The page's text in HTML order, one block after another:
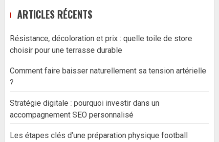
ARTICLES RÉCENTS
Résistance, décoloration et prix : quelle toile de store
choisir pour une terrasse durable
Comment faire baisser naturellement sa tension artérielle
?
Stratégie digitale : pourquoi investir dans un
accompagnement SEO personnalisé
Les étapes clés d’une préparation physique football